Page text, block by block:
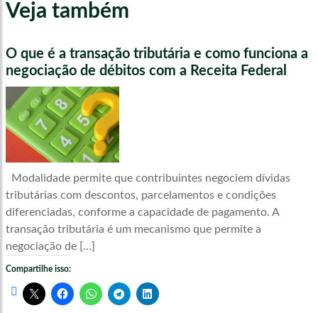
Veja também
O que é a transação tributária e como funciona a
negociação de débitos com a Receita Federal
Modalidade permite que contribuintes negociem dívidas
tributárias com descontos, parcelamentos e condições
diferenciadas, conforme a capacidade de pagamento. A
transação tributária é um mecanismo que permite a
negociação de […]
Compartilhe isso: